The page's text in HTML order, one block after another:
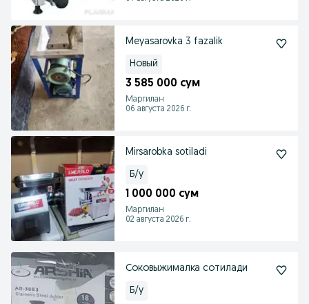
Meyasarovka 3 fazalik
Новый
3 585 000 сум
Маргилан
06 августа 2026 г.
Mirsarobka sotiladi
Б/у
1 000 000 сум
Маргилан
02 августа 2026 г.
Соковыжималка сотилади
Б/у